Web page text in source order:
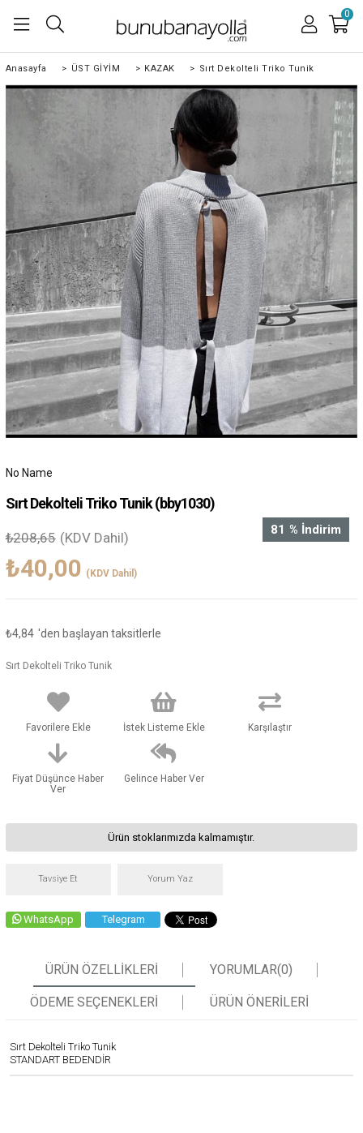
0
Anasayfa > ÜST GİYİM > KAZAK > Sırt Dekolteli Triko Tunik
No Name
Sırt Dekolteli Triko Tunik(bby1030)
%
81 İndirim
₺208,65 (KDV Dahil)
₺40,00 (KDV Dahil)
₺4,84 'den başlayan taksitlerle
Sırt Dekolteli Triko Tunik
Favorilere Ekle İstek Listeme Ekle Karşılaştır
Fiyat Düşünce Haber
Ver
Gelince Haber Ver
Ürün stoklarımızda kalmamıştır.
Tavsiye Et Yorum Yaz
WhatsApp Telegram
ÜRÜN ÖZELLIKLERI YORUMLAR(0)
ÖDEME SEÇENEKLERI ÜRÜN ÖNERILERI
Sırt Dekolteli Triko Tunik
STANDART BEDENDİR